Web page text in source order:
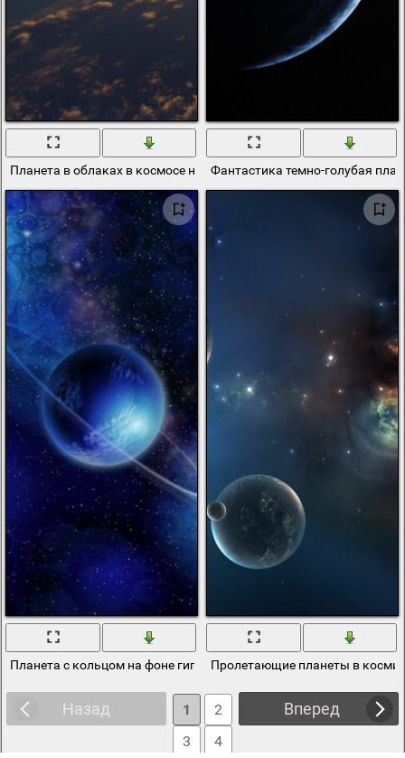
Планета в облаках в космосе на восходе Солнца
Фантастика темно-голубая
Планета с кольцом на фоне гигантского космического питона
Пролетающие планеты в
Назад Вперед
1
2
3
4